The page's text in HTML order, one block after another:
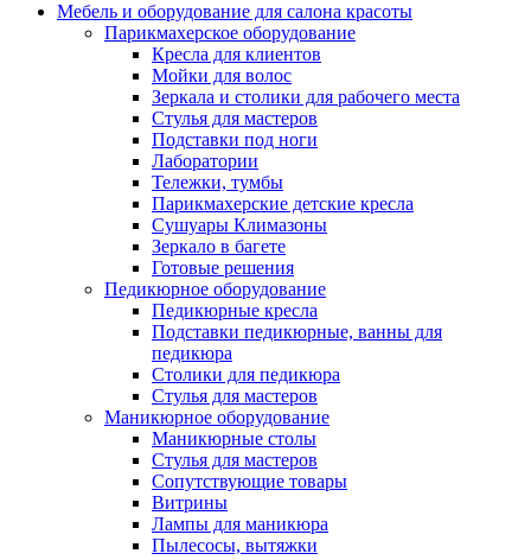
Мебель и оборудование для салона красоты
Парикмахерское оборудование
Кресла для клиентов
Мойки для волос
Зеркала и столики для рабочего места
Стулья для мастеров
Подставки под ноги
Лаборатории
Тележки, тумбы
Парикмахерские детские кресла
Сушуары Климазоны
Зеркало в багете
Готовые решения
Педикюрное оборудование
Педикюрные кресла
Подставки педикюрные, ванны для
педикюра
Столики для педикюра
Стулья для мастеров
Маникюрное оборудование
Маникюрные столы
Стулья для мастеров
Сопутствующие товары
Витрины
Лампы для маникюра
Пылесосы, вытяжки